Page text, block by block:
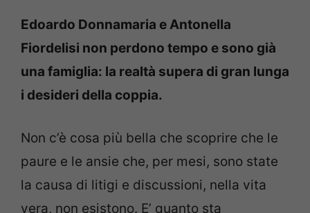
Edoardo Donnamaria e Antonella
Fiordelisi non perdono tempo e sono già
una famiglia: la realtà supera di gran lunga
i desideri della coppia.
Non c’è cosa più bella che scoprire che le
paure e le ansie che, per mesi, sono state
la causa di litigi e discussioni, nella vita
vera, non esistono. E’ quanto sta